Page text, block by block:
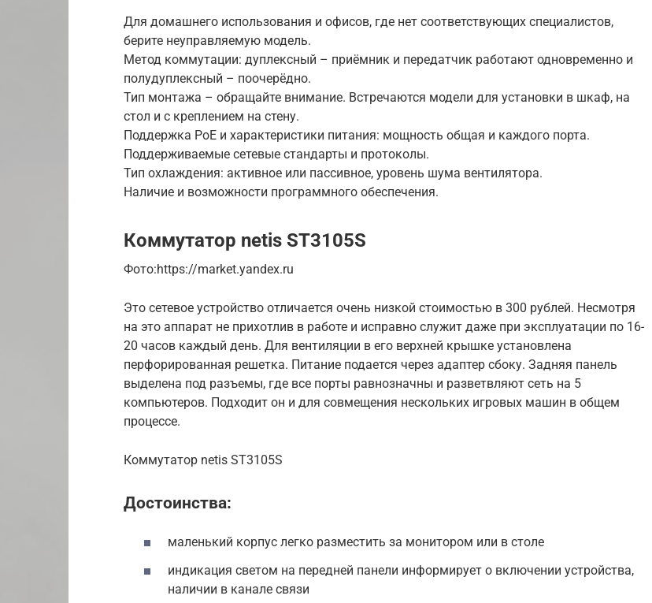
Для домашнего использования и офисов, где нет соответствующих специалистов,
берите неуправляемую модель.
Метод коммутации: дуплексный – приёмник и передатчик работают одновременно и
полудуплексный – поочерёдно.
Тип монтажа – обращайте внимание. Встречаются модели для установки в шкаф, на
стол и с креплением на стену.
Поддержка PoE и характеристики питания: мощность общая и каждого порта.
Поддерживаемые сетевые стандарты и протоколы.
Тип охлаждения: активное или пассивное, уровень шума вентилятора.
Наличие и возможности программного обеспечения.
Коммутатор netis ST3105S
​Фото:https://market.yandex.ru
Это сетевое устройство отличается очень низкой стоимостью в 300 рублей. Несмотря
на это аппарат не прихотлив в работе и исправно служит даже при эксплуатации по 16-
20 часов каждый день. Для вентиляции в его верхней крышке установлена
перфорированная решетка. Питание подается через адаптер сбоку. Задняя панель
выделена под разъемы, где все порты равнозначны и разветвляют сеть на 5
компьютеров. Подходит он и для совмещения нескольких игровых машин в общем
процессе.
Коммутатор netis ST3105S
Достоинства:
маленький корпус легко разместить за монитором или в столе
индикация светом на передней панели информирует о включении устройства,
наличии в канале связи